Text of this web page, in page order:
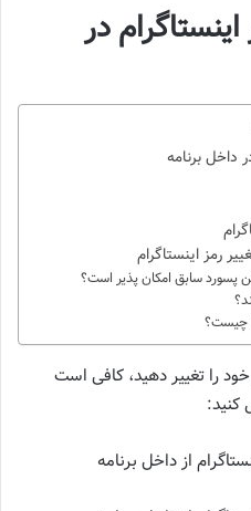
در
داخل برنامه
رمز اینستاگرام
پسورد سابق امکان پذیر است؟
چیست؟
خود را تغییر دهید، کافی است
کنید: